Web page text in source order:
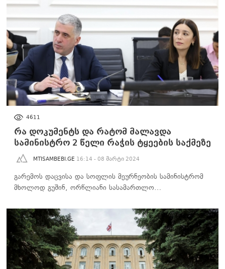
სოციალური ქსელები
4611
რა დოკუმენტს და რატომ მალავდა
სამინისტრო 2 წელი რაჭის ტყეების საქმეზე
MTISAMBEBI.GE 16:14 - 08 მარტი 2024
გარემოს დაცვისა და სოფლის მეურნეობის სამინისტრომ
მხოლოდ გუშინ, ორწლიანი სასამართლო…